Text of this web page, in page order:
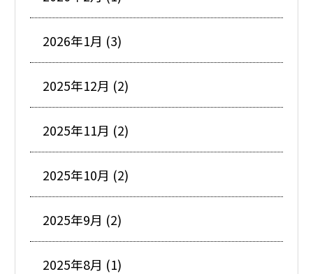
2026年1月 (3)
2025年12月 (2)
2025年11月 (2)
2025年10月 (2)
2025年9月 (2)
2025年8月 (1)